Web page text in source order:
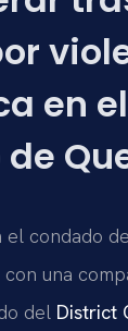
en el
condado
una
del District